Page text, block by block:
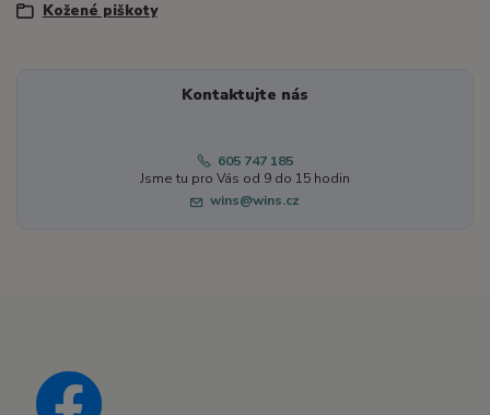
Kožené piškoty
Kontaktujte nás
605 747 185
Jsme tu pro Vás od 9 do 15 hodin
wins@wins.cz